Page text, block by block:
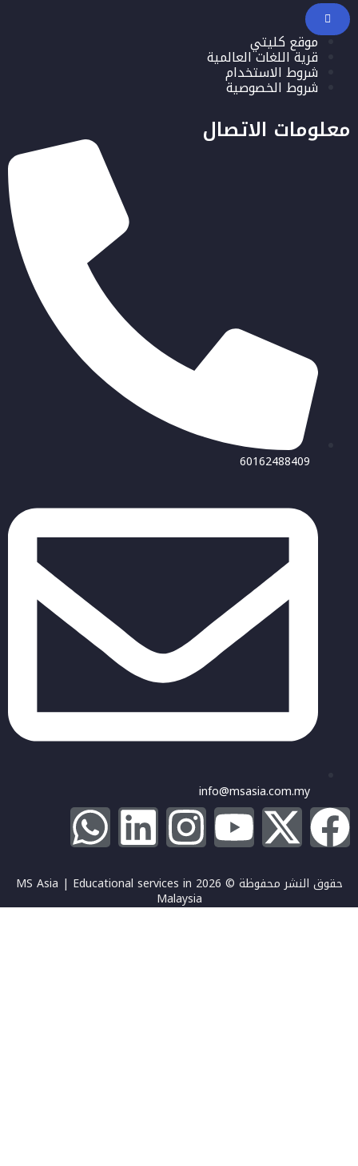
موقع كليتي
قرية اللغات العالمية
شروط الاستخدام
شروط الخصوصية
معلومات الاتصال
60162488409
info@msasia.com.my
حقوق النشر محفوظة © 2026 MS Asia | Educational services in
Malaysia